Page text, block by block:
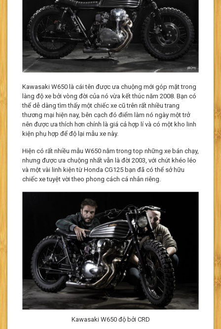
Kawasaki W650 là cái tên được ưa chuộng mới góp mặt trong
làng độ xe bởi vòng đời của nó vừa kết thúc năm 2008. Bạn có
thể dễ dàng tìm thấy một chiếc xe cũ trên rất nhiều trang
thương mại hiện nay, bên cạch đó điểm làm nó ngày một trở
nên được ưa thích hơn chính là giá cả hợp lí và có một kho linh
kiện phụ hợp để độ lại mẫu xe này.
Hiện có rất nhiều mẫu W650 nằm trong top những xe bán chạy,
nhưng được ưa chuộng nhất vẫn là đời 2003, với chút khéo léo
và một vài linh kiện từ Honda CG125 bạn đã có thể sở hữu
chiếc xe tuyệt vời theo phong cách cá nhân riêng.
Kawasaki W650 độ bởi CRD